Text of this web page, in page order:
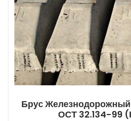
Брус
ОСТ 32.134-99